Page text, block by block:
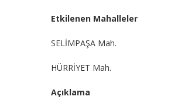
Etkilenen Mahalleler
SELİMPAŞA Mah.
HÜRRİYET Mah.
Açıklama